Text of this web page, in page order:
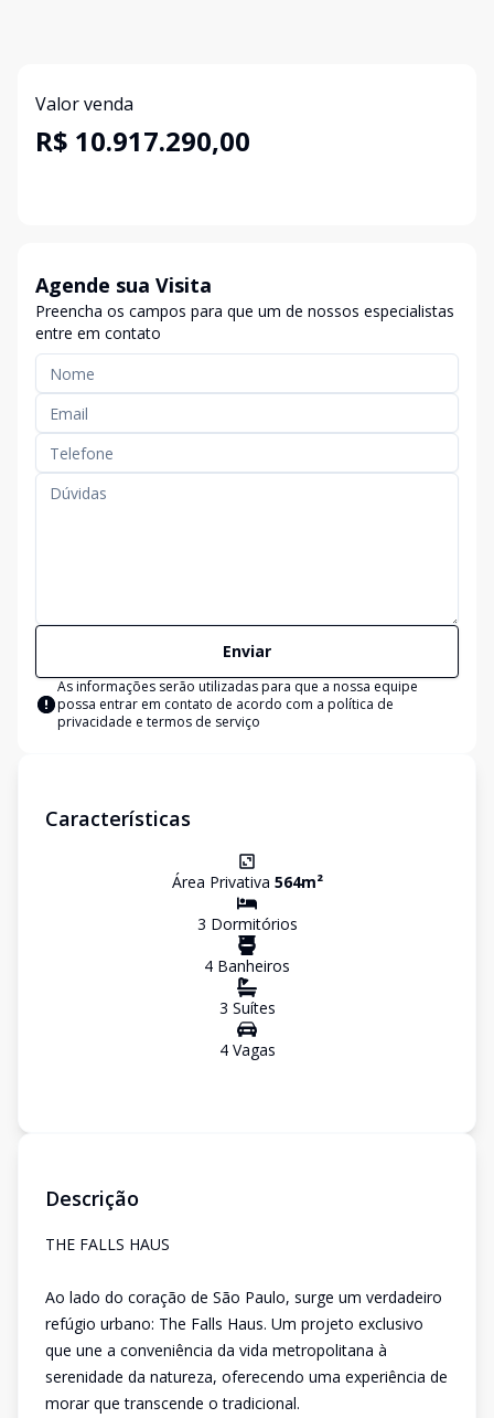
Valor venda
R$ 10.917.290,00
Agende sua Visita
Preencha os campos para que um de nossos especialistas
entre em contato
Enviar
As informações serão utilizadas para que a nossa equipe
possa entrar em contato de acordo com a política de
privacidade e termos de serviço
Características
Área Privativa 564m²
3 Dormitórios
4 Banheiros
3 Suítes
4Vagas
Descrição
THE FALLS HAUS
Ao lado do coração de São Paulo, surge um verdadeiro
refúgio urbano: The Falls Haus. Um projeto exclusivo
que une a conveniência da vida metropolitana à
serenidade da natureza, oferecendo uma experiência de
morar que transcende o tradicional.